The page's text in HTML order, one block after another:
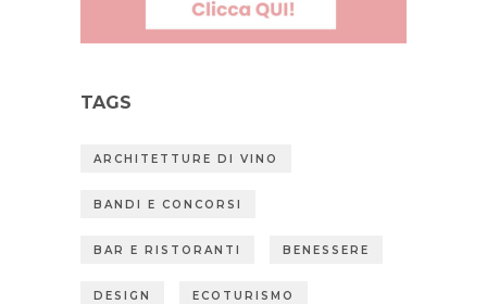
TAGS
ARCHITETTURE DI VINO
BANDI E CONCORSI
BAR E RISTORANTI BENESSERE
DESIGN ECOTURISMO